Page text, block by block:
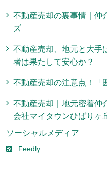
不動産売却の裏事情｜仲
ズ
不動産売却、地元と大手
者は果たして安心か？
不動産売却の注意点！「
不動産売却｜地元密着仲
会社マイタウンひばりヶ
ソーシャルメディア
Feedly